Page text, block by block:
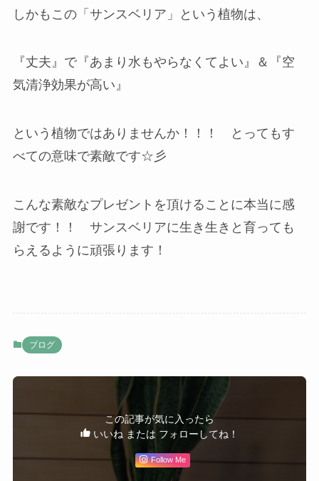
しかもこの「サンスベリア」という植物は、
『丈夫』で『あまり水もやらなくてよい』＆『空
気清浄効果が高い』
という植物ではありませんか！！！ とってもす
べての意味で素敵です☆彡
こんな素敵なプレゼントを頂けることに本当に感
謝です！！ サンスベリアに生き生きと育っても
らえるように頑張ります！
ブログ
この記事が気に入ったら
いいね または フォローしてね！
Follow Me